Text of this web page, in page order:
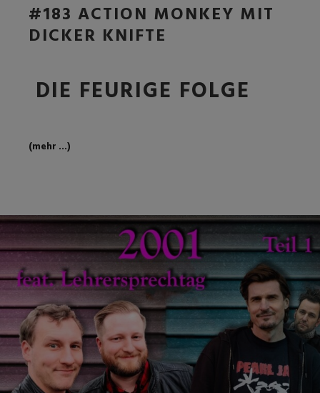
#183 ACTION MONKEY MIT
DICKER KNIFTE
DIE FEURIGE FOLGE
(mehr …)